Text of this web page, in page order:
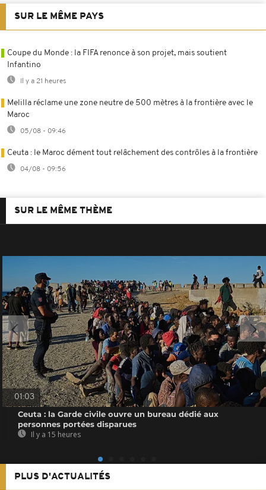
SUR LE MÊME PAYS
Coupe du Monde : la FIFA renonce à son projet, mais soutient
Infantino
Il y a 21 heures
Melilla réclame une zone neutre de 500 mètres à la frontière avec le
Maroc
05/08 - 09:46
Ceuta : le Maroc dément tout relâchement des contrôles à la frontière
04/08 - 09:56
SUR LE MÊME THÈME
01:03
Ceuta : la Garde civile ouvre un bureau dédié aux
personnes portées disparues
Il y a 15 heures
PLUS D'ACTUALITÉS